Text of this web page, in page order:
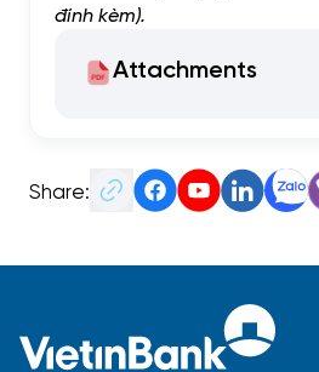
đính kèm).
Attachments
Share: